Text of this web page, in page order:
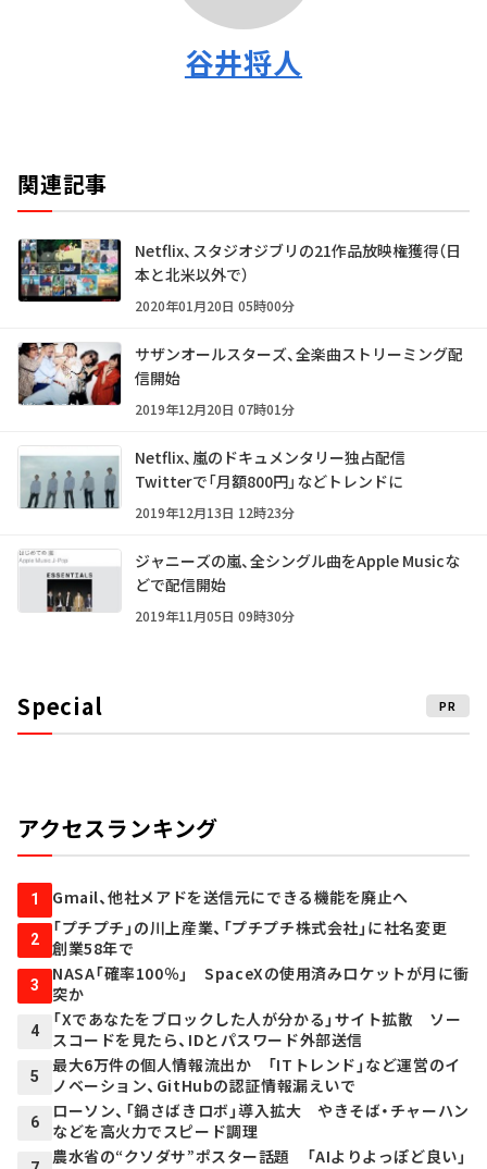
谷井将人
関連記事
Netflix、スタジオジブリの21作品放映権獲得（日
本と北米以外で）
2020年01月20日 05時00分
サザンオールスターズ、全楽曲ストリーミング配
信開始
2019年12月20日 07時01分
Netflix、嵐のドキュメンタリー独占配信
Twitterで「月額800円」などトレンドに
2019年12月13日 12時23分
ジャニーズの嵐、全シングル曲をApple Musicな
どで配信開始
2019年11月05日 09時30分
Special PR
アクセスランキング
1 Gmail、他社メアドを送信元にできる機能を廃止へ
2
「プチプチ」の川上産業、「プチプチ株式会社」に社名変更
創業58年で
3
NASA「確率100％」 SpaceXの使用済みロケットが月に衝
突か
4
「Xであなたをブロックした人が分かる」サイト拡散 ソー
スコードを見たら、IDとパスワード外部送信
5
最大6万件の個人情報流出か 「ITトレンド」など運営のイ
ノベーション、GitHubの認証情報漏えいで
6
ローソン、「鍋さばきロボ」導入拡大 やきそば・チャーハン
などを高火力でスピード調理
農水省の“クソダサ”ポスター話題 「AIよりよっぽど良い」